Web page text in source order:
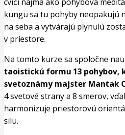
kungu sa tu pohyby neopakujú
na seba a vytvárajú plynulú
v priestore.
Na tomto kurze sa spoločne
taoistickú formu 13 pohybov,
svetoznámy majster Mantak
4 svetové strany a 8 smerov,
harmonizuje priestorovú
silu.